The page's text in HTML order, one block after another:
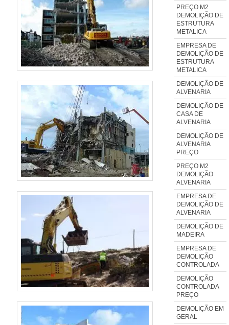
PREÇO M2
DEMOLIÇÃO DE
ESTRUTURA
METALICA
EMPRESA DE
DEMOLIÇÃO DE
ESTRUTURA
METALICA
DEMOLIÇÃO DE
ALVENARIA
DEMOLIÇÃO DE
CASA DE
ALVENARIA
DEMOLIÇÃO DE
ALVENARIA
PREÇO
PREÇO M2
DEMOLIÇÃO
ALVENARIA
EMPRESA DE
DEMOLIÇÃO DE
ALVENARIA
DEMOLIÇÃO DE
MADEIRA
EMPRESA DE
DEMOLIÇÃO
CONTROLADA
DEMOLIÇÃO
CONTROLADA
PREÇO
DEMOLIÇÃO EM
GERAL